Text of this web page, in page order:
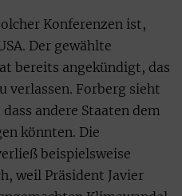
Konferenzen ist,
Der gewählte
bereits angekündigt, das
verlassen. Forberg sieht
andere Staaten dem
könnten. Die
beispielsweise
weil Präsident Javier